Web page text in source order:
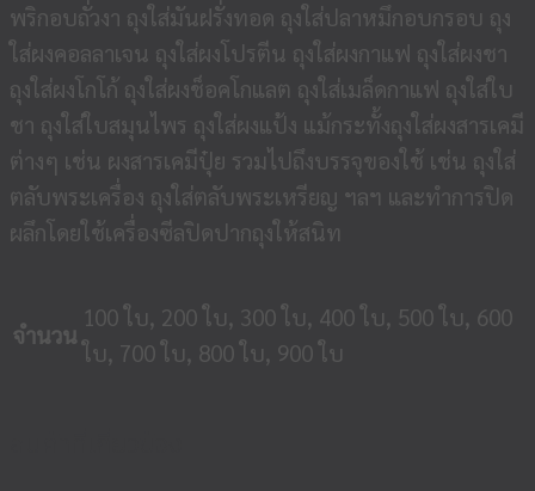
พริกอบถั่วงา ถุงใส่มันฝรั่งทอด ถุงใส่ปลาหมึกอบกรอบ ถุง
ใส่ผงคอลลาเจน ถุงใส่ผงโปรตีน ถุงใส่ผงกาแฟ ถุงใส่ผงชา
ถุงใส่ผงโกโก้ ถุงใส่ผงช็อคโกแลต ถุงใส่เมล็ดกาแฟ ถุงใส่ใบ
ชา ถุงใส่ใบสมุนไพร ถุงใส่ผงแป้ง แม้กระทั้งถุงใส่ผงสารเคมี
ต่างๆ เช่น ผงสารเคมีปุ๋ย รวมไปถึงบรรจุของใช้ เช่น ถุงใส่
ตลับพระเครื่อง ถุงใส่ตลับพระเหรียญ ฯลฯ และทำการปิด
ผลึกโดยใช้เครื่องซีลปิดปากถุงให้สนิท
จำนวน
100 ใบ, 200 ใบ, 300 ใบ, 400 ใบ, 500 ใบ, 600
ใบ, 700 ใบ, 800 ใบ, 900 ใบ